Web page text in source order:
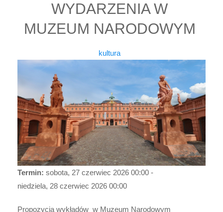
WYDARZENIA W
MUZEUM NARODOWYM
kultura
Termin: sobota, 27 czerwiec 2026 00:00 -
niedziela, 28 czerwiec 2026 00:00
Propozycja wykładów w Muzeum Narodowym